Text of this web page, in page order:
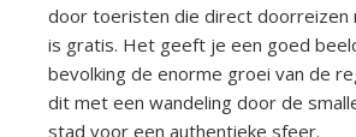
door toeristen die direct doorreizen
is gratis. Het geeft je een goed
bevolking de enorme groei van de
dit met een wandeling door de
stad voor een authentieke sfeer.